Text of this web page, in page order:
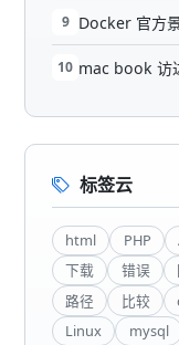
9 Docker 官方
10 mac book 访
标签云
html PHP
下载
错误
路径
比较
Linux
mysql